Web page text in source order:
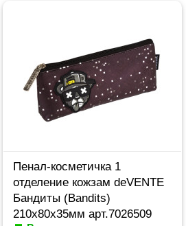
Пенал-косметичка 1
отделение кожзам deVENTE
Бандиты (Bandits)
210x80x35мм арт.7026509